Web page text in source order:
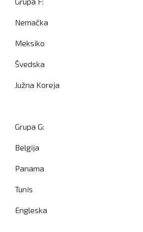
Nemačka
Meksiko
Švedska
Južna Koreja
Grupa G:
Belgija
Panama
Tunis
Engleska